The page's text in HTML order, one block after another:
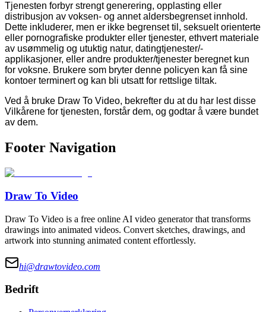
Tjenesten forbyr strengt generering, opplasting eller
distribusjon av voksen- og annet aldersbegrenset innhold.
Dette inkluderer, men er ikke begrenset til, seksuelt orienterte
eller pornografiske produkter eller tjenester, ethvert materiale
av usømmelig og utuktig natur, datingtjenester/-
applikasjoner, eller andre produkter/tjenester beregnet kun
for voksne. Brukere som bryter denne policyen kan få sine
kontoer terminert og kan bli utsatt for rettslige tiltak.
Ved å bruke Draw To Video, bekrefter du at du har lest disse
Vilkårene for tjenesten, forstår dem, og godtar å være bundet
av dem.
Footer Navigation
Draw To Video
Draw To Video is a free online AI video generator that transforms
drawings into animated videos. Convert sketches, drawings, and
artwork into stunning animated content effortlessly.
hi@drawtovideo.com
Bedrift